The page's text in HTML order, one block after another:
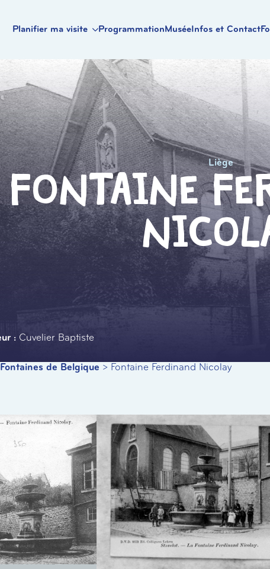
Planifier ma visite ProgrammationMuséeInfos et Contact
Liège
Fontaine
Cuvelier Baptiste
Fontaines de Belgique > Fontaine Ferdinand Nicolay